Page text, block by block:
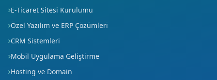
E-Ticaret Sitesi Kurulumu
Özel Yazılım ve ERP Çözümleri
CRM Sistemleri
Mobil Uygulama Geliştirme
Hosting ve Domain